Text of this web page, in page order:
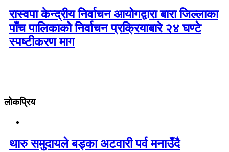
रास्वपा केन्द्रीय निर्वाचन आयोगद्वारा बारा जिल्लाका
पाँच पालिकाको निर्वाचन प्रक्रियाबारे २४ घण्टे
स्पष्टीकरण माग
लोकप्रिय
थारु समुदायले बड्का अटवारी पर्व मनाउँदै